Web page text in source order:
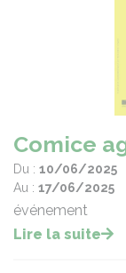
Comice
Du : 10/06/2025
Au : 17/06/2025
événement
Lire la suite